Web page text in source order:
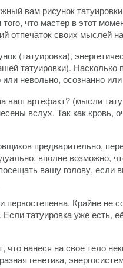
вам рисунок
что мастер в этот
отпечаток своих мыслей
(татуировка),
татуировки).
невольно, осознанно
ваш артефакт? (мысли
вслух. Так как
предварительно,
вполне возможно,
вашу голову, если
первостепенна. Крайне
татуировка уже есть,
нанеся на свое тело
генетика,